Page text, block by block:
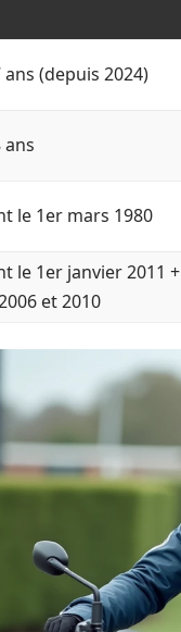
(depuis 2024)
ans
le 1er mars 1980
le 1er janvier 2011 +
et 2010